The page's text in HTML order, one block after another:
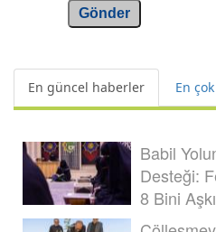
Gönder
En güncel haberler En
Babil
Desteği:
8 Bini